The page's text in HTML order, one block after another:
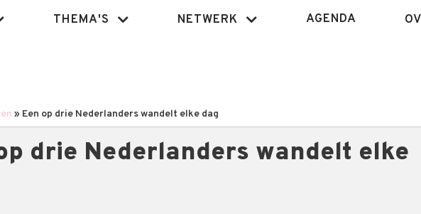
THEMA'S NETWERK AGENDA
Een op drie Nederlanders wandelt elke dag
drie Nederlanders wandelt elke